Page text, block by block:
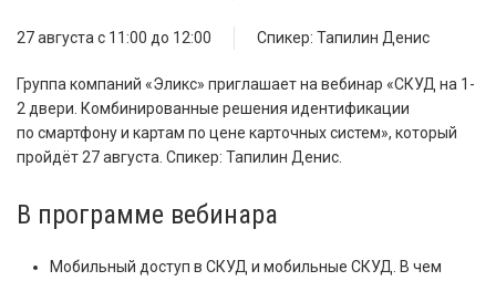
27 августа с 11:00 до 12:00 Спикер: Тапилин Денис
Группа компаний «Эликс» приглашает на вебинар «СКУД на 1-
2 двери. Комбинированные решения идентификации
по смартфону и картам по цене карточных систем», который
пройдёт 27 августа. Спикер: Тапилин Денис.
В программе вебинара
Мобильный доступ в СКУД и мобильные СКУД. В чем